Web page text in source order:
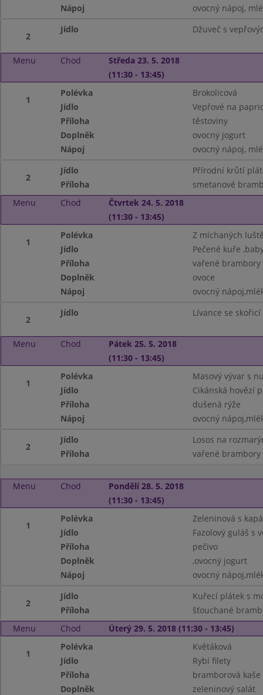
Nápoj ovocný nápoj,
2
Jídlo Džuveč s
Menu Chod
Středa 23. 5. 2018
(11:30 - 13:45)
1
Polévka
Brokolicová
Jídlo
Vepřové na
Příloha
těstoviny
Doplněk
ovocný jogurt
Nápoj
ovocný nápoj,
2
Jídlo
Přírodní krůtí
Příloha
smetanové
Menu
Chod
Čtvrtek 24. 5. 2018
(11:30 - 13:45)
1
Polévka
Z míchaných
Jídlo
Pečené kuře
Příloha
vařené brambory
Doplněk
ovoce
Nápoj
ovocný
2
Jídlo Lívance se skořicí
Menu Chod
Pátek 25. 5. 2018
(11:30 - 13:45)
1
Polévka
Masový vývar s
Jídlo
Cikánská hovězí
Příloha
dušená rýže
Nápoj
ovocný
2
Jídlo
Losos na
Příloha
vařené brambory
Menu Chod
Pondělí 28. 5. 2018
(11:30 - 13:45)
1
Polévka
Zeleninová s
Jídlo
Fazolový guláš s
Příloha
pečivo
Doplněk
,ovocný jogurt
Nápoj
ovocný
2
Jídlo
Kuřecí plátek s
Příloha
šťouchané
Menu
Chod Úterý 29. 5. 2018 (11:30 - 13:45)
1
Polévka
Květáková
Jídlo
Rybí filety
Příloha
bramborová kaše
Doplněk
zeleninový salát